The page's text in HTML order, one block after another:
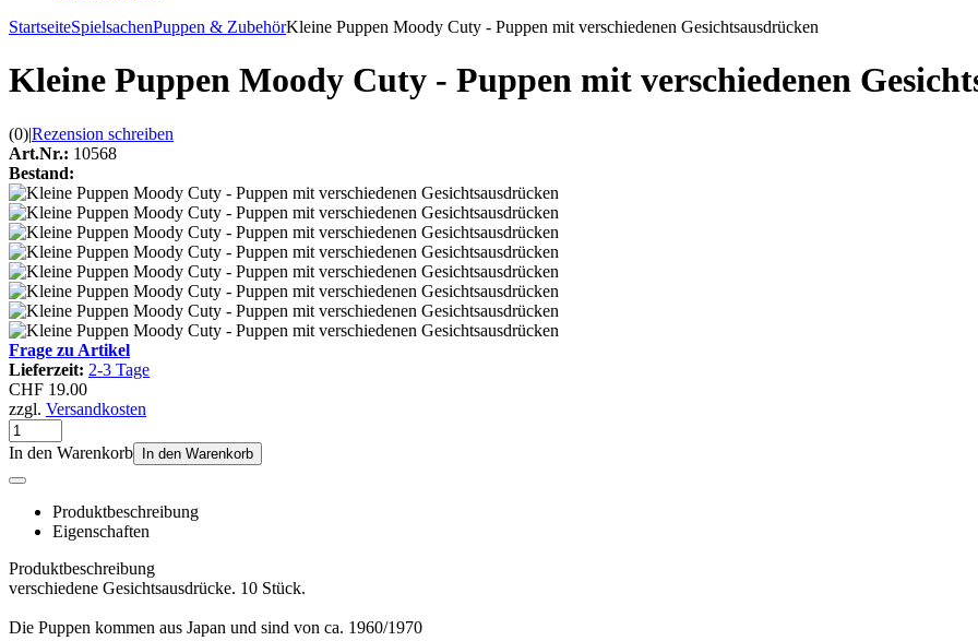
StartseiteSpielsachenPuppen & ZubehörKleine Puppen Moody Cuty - Puppen mit verschiedenen Gesichtsausdrücken
Kleine Puppen Moody Cuty - Puppen mit verschiedenen
(0)|Rezension schreiben
Art.Nr.: 10568
Bestand:
Frage zu Artikel
Lieferzeit: 2-3 Tage
CHF 19.00
zzgl. Versandkosten
In den Warenkorb In den Warenkorb
Produktbeschreibung
Eigenschaften
Produktbeschreibung
verschiedene Gesichtsausdrücke. 10 Stück.
Die Puppen kommen aus Japan und sind von ca. 1960/1970